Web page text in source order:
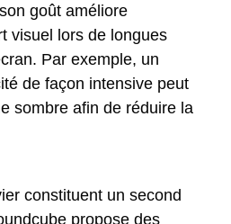
goût améliore
visuel lors de longues
Par exemple, un
de façon intensive peut
sombre afin de réduire la
constituent un second
propose des